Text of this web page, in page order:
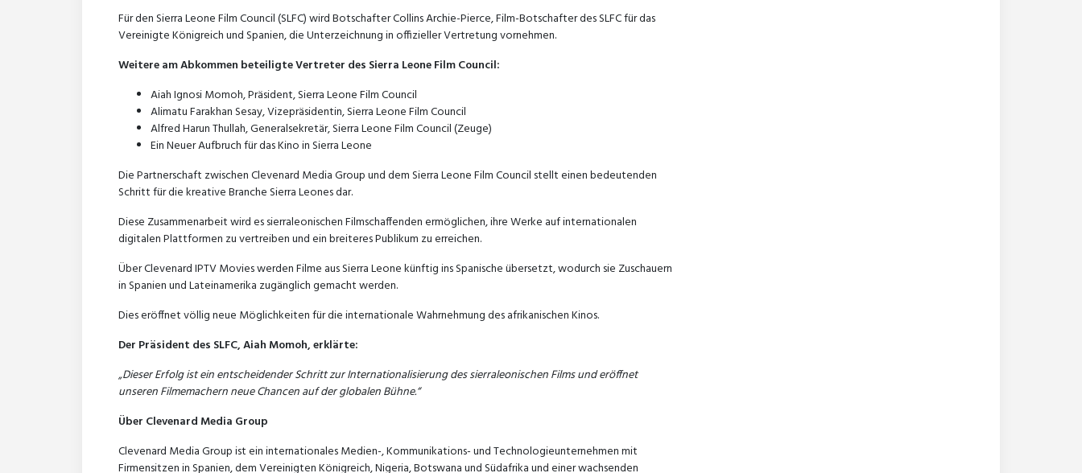
Für den Sierra Leone Film Council (SLFC) wird Botschafter Collins Archie-Pierce, Film-Botschafter des SLFC für das
Vereinigte Königreich und Spanien, die Unterzeichnung in offizieller Vertretung vornehmen.
Weitere am Abkommen beteiligte Vertreter des Sierra Leone Film Council:
Aiah Ignosi Momoh, Präsident, Sierra Leone Film Council
Alimatu Farakhan Sesay, Vizepräsidentin, Sierra Leone Film Council
Alfred Harun Thullah, Generalsekretär, Sierra Leone Film Council (Zeuge)
Ein Neuer Aufbruch für das Kino in Sierra Leone
Die Partnerschaft zwischen Clevenard Media Group und dem Sierra Leone Film Council stellt einen bedeutenden
Schritt für die kreative Branche Sierra Leones dar.
Diese Zusammenarbeit wird es sierraleonischen Filmschaffenden ermöglichen, ihre Werke auf internationalen
digitalen Plattformen zu vertreiben und ein breiteres Publikum zu erreichen.
Über Clevenard IPTV Movies werden Filme aus Sierra Leone künftig ins Spanische übersetzt, wodurch sie Zuschauern
in Spanien und Lateinamerika zugänglich gemacht werden.
Dies eröffnet völlig neue Möglichkeiten für die internationale Wahrnehmung des afrikanischen Kinos.
Der Präsident des SLFC, Aiah Momoh, erklärte:
„Dieser Erfolg ist ein entscheidender Schritt zur Internationalisierung des sierraleonischen Films und eröffnet
unseren Filmemachern neue Chancen auf der globalen Bühne.“
Über Clevenard Media Group
Clevenard Media Group ist ein internationales Medien-, Kommunikations- und Technologieunternehmen mit
Firmensitzen in Spanien, dem Vereinigten Königreich, Nigeria, Botswana und Südafrika und einer wachsenden